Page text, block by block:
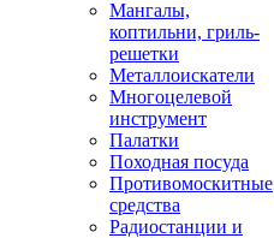
Мангалы,
коптильни, гриль-
решетки
Металлоискатели
Многоцелевой
инструмент
Палатки
Походная посуда
Противомоскитные
средства
Радиостанции и